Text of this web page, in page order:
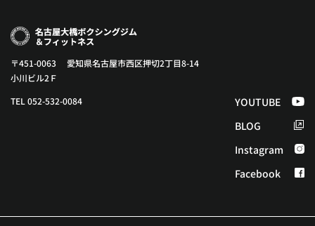
〒451-0063 愛知県名古屋市西区押切2丁目8-14
小川ビル2Ｆ
TEL 052-532-0084
YOUTUBE
BLOG
Instagram
Facebook